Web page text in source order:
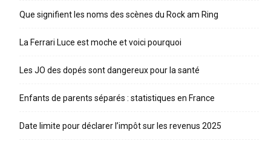
Que signifient les noms des scènes du Rock am Ring
La Ferrari Luce est moche et voici pourquoi
Les JO des dopés sont dangereux pour la santé
Enfants de parents séparés : statistiques en France
Date limite pour déclarer l’impôt sur les revenus 2025